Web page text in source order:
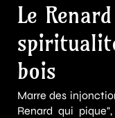
Le
bois
Marre des
Renard qui